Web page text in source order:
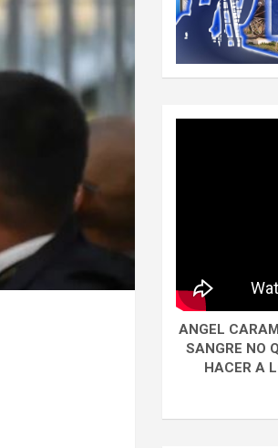
ANGEL
SANGRE NO
HACER A